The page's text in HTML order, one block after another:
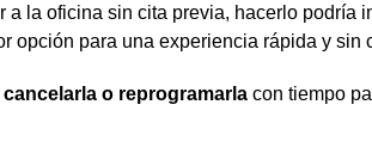
a la oficina sin cita previa, hacerlo podría
opción para una experiencia rápida y sin
cancelarla o reprogramarla con tiempo